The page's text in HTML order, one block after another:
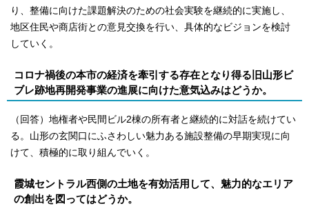
り、整備に向けた課題解決のための社会実験を継続的に実施し、
地区住民や商店街との意見交換を行い、具体的なビジョンを検討
していく。
コロナ禍後の本市の経済を牽引する存在となり得る旧山形ビ
ブレ跡地再開発事業の進展に向けた意気込みはどうか。
（回答）地権者や民間ビル2棟の所有者と継続的に対話を続けてい
る。山形の玄関口にふさわしい魅力ある施設整備の早期実現に向
けて、積極的に取り組んでいく。
霞城セントラル西側の土地を有効活用して、魅力的なエリア
の創出を図ってはどうか。